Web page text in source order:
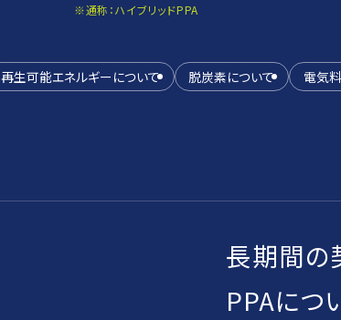
※通称：ハイブリッドPPA
再生可能エネルギーについて 脱炭素について 電気
長期間の
PPAにつ